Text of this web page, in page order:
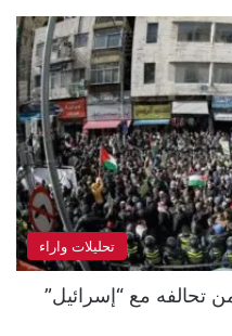
تحليلات واراء
تحالفه مع “إسرائيل”